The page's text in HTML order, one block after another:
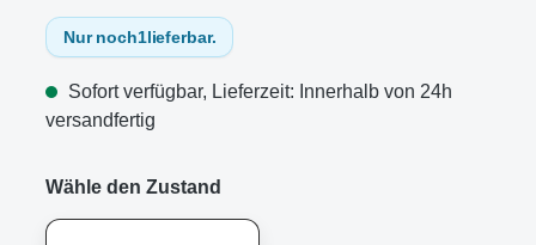
Nur noch1lieferbar.
Sofort verfügbar, Lieferzeit: Innerhalb von 24h
versandfertig
Wähle den Zustand